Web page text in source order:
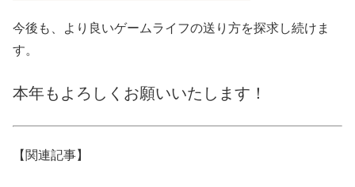
今後も、より良いゲームライフの送り方を探求し続けま
す。
本年もよろしくお願いいたします！
【関連記事】